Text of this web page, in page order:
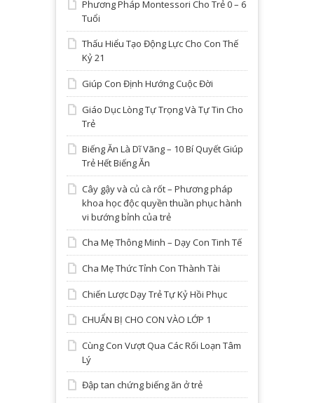
Phương Pháp Montessori Cho Trẻ 0 – 6
Tuổi
Thấu Hiểu Tạo Động Lực Cho Con Thế
Kỷ 21
Giúp Con Định Hướng Cuộc Đời
Giáo Dục Lòng Tự Trọng Và Tự Tin Cho
Trẻ
Biếng Ăn Là Dĩ Vãng – 10 Bí Quyết Giúp
Trẻ Hết Biếng Ăn
Cây gậy và củ cà rốt – Phương pháp
khoa học độc quyền thuần phục hành
vi bướng bỉnh của trẻ
Cha Mẹ Thông Minh – Dạy Con Tinh Tế
Cha Mẹ Thức Tỉnh Con Thành Tài
Chiến Lược Dạy Trẻ Tự Kỷ Hồi Phục
CHUẨN BỊ CHO CON VÀO LỚP 1
Cùng Con Vượt Qua Các Rối Loạn Tâm
Lý
Đập tan chứng biếng ăn ở trẻ